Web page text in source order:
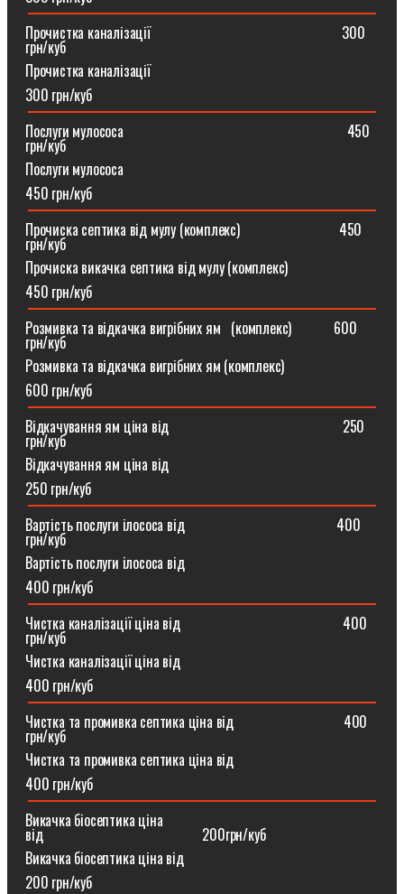
Прочистка каналізації⠀⠀⠀⠀⠀⠀⠀⠀⠀⠀⠀⠀⠀⠀⠀⠀⠀⠀300
грн/куб
Прочистка каналізації
300 грн/куб
Послуги мулососа⠀⠀⠀⠀⠀⠀⠀⠀⠀⠀⠀⠀⠀⠀⠀⠀⠀⠀⠀⠀⠀450
грн/куб
Послуги мулососа
450 грн/куб
Прочиска септика від мулу (комплекс) ⠀⠀⠀⠀⠀⠀⠀⠀⠀450
грн/куб
Прочиска викачка септика від мулу (комплекс)
450 грн/куб
Розмивка та відкачка вигрібних ям⠀(комплекс)⠀⠀⠀⠀600
грн/куб
Розмивка та відкачка вигрібних ям (комплекс)⠀
600 грн/куб
Відкачування ям ціна від ⠀⠀⠀⠀⠀⠀⠀⠀⠀⠀⠀⠀⠀⠀⠀⠀250
грн/куб
Відкачування ям ціна від
250 грн/куб
Вартість послуги ілососа від ⠀⠀⠀⠀⠀⠀⠀⠀⠀⠀⠀⠀⠀⠀400
грн/куб
Вартість послуги ілососа від
400 грн/куб
Чистка каналізації ціна від ⠀⠀⠀⠀⠀⠀⠀⠀⠀⠀⠀⠀⠀⠀⠀400
грн/куб
Чистка каналізації ціна від
400 грн/куб
Чистка та промивка септика ціна від ⠀⠀⠀⠀⠀⠀⠀⠀⠀⠀400
грн/куб
Чистка та промивка септика ціна від
400 грн/куб
Викачка біосептика ціна
від⠀⠀⠀⠀⠀⠀⠀⠀⠀⠀⠀⠀⠀⠀⠀200грн/куб
Викачка біосептика ціна від
200 грн/куб